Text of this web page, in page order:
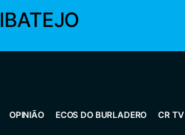
OPINIÃO ECOS DO BURLADERO CR TV